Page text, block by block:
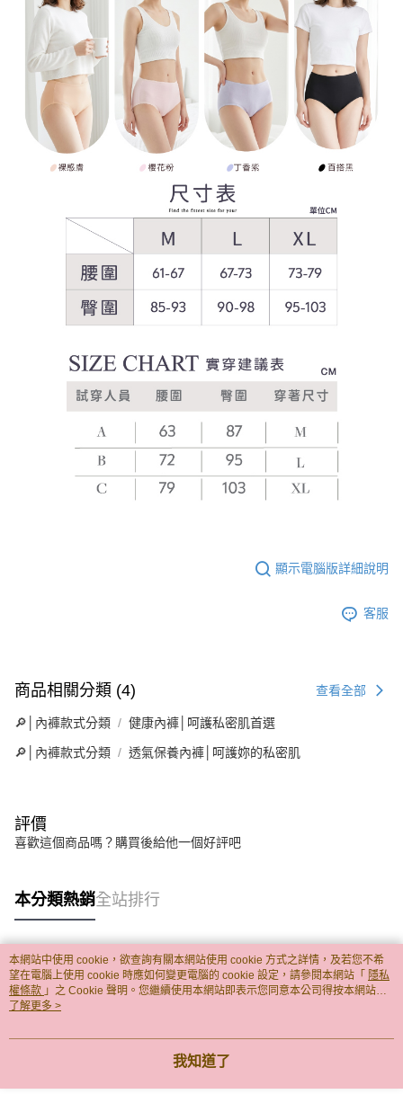
顯示電腦版詳細說明
客服
商品相關分類 (4) 查看全部
🔎│內褲款式分類 健康內褲│呵護私密肌首選
🔎│內褲款式分類 透氣保養內褲│呵護妳的私密肌
評價
喜歡這個商品嗎？購買後給他一個好評吧
本分類熱銷全站排行
熱門標籤
本網站中使用 cookie，欲查詢有關本網站使用 cookie 方式之詳情，及若您不希
望在電腦上使用 cookie 時應如何變更電腦的 cookie 設定，請參閱本網站「 隱私
權條款 」之 Cookie 聲明。您繼續使用本網站即表示您同意本公司得按本網站使
用條款之 Cookie 聲明使用 cookie。
了解更多 >
我知道了